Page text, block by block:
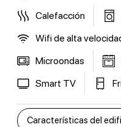
Calefacción
Wifi de alta
Microondas
Smart TV
Características del